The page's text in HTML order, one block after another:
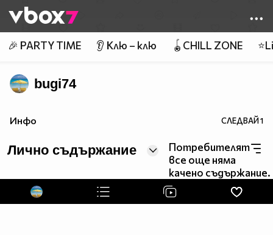
👾
🎉 PARTY TIME 👂 Клю – клю 🪀CHILL ZONE
bugi74
Инфо СЛЕДВАЙ1
Лично съдържание
Потребителят
все още няма
качено съдържание.